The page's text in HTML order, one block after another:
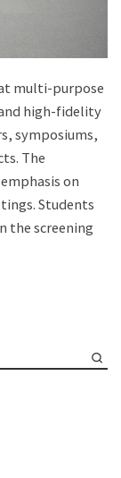
multi-purpose
high-fidelity
symposiums,
The
on
Students
the screening